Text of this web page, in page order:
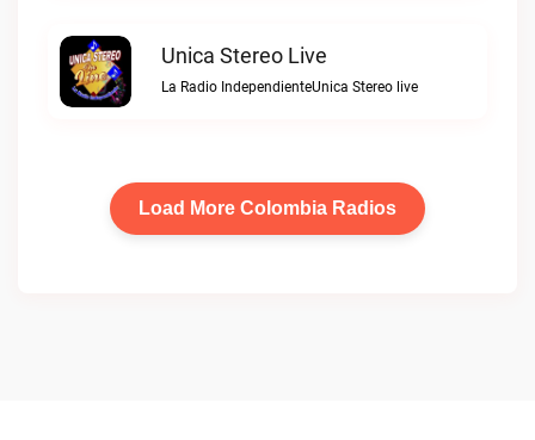
Unica Stereo Live
La Radio IndependienteUnica Stereo live
Load More Colombia Radios